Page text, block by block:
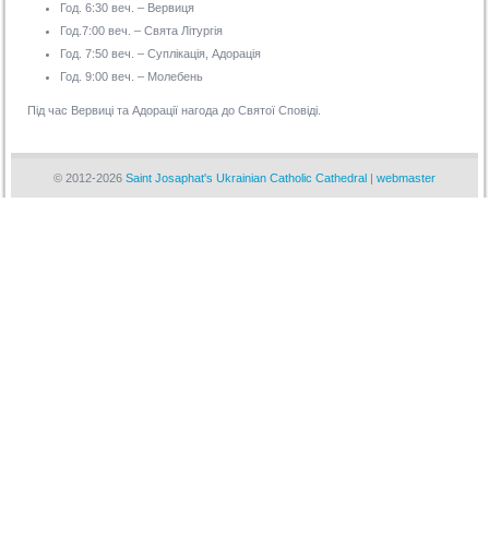
Год. 6:30 веч. – Вервиця
Год.7:00 веч. – Свята Літургія
Год. 7:50 веч. – Суплікація, Адорація
Год. 9:00 веч. – Молебень
Під час Вервиці та Адорації нагода до Святої Сповіді.
© 2012-2026 Saint Josaphat's Ukrainian Catholic Cathedral | webmaster